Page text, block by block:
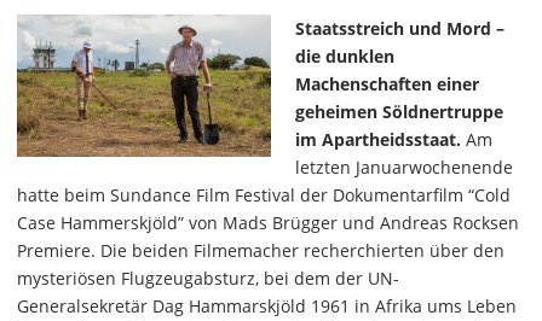
Staatsstreich und Mord –
die dunklen
Machenschaften einer
geheimen Söldnertruppe
im Apartheidsstaat. Am
letzten Januarwochenende
hatte beim Sundance Film Festival der Dokumentarfilm “Cold
Case Hammerskjöld” von Mads Brügger und Andreas Rocksen
Premiere. Die beiden Filmemacher recherchierten über den
mysteriösen Flugzeugabsturz, bei dem der UN-
Generalsekretär Dag Hammarskjöld 1961 in Afrika ums Leben